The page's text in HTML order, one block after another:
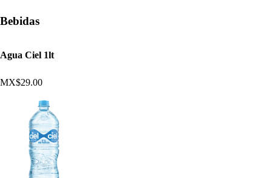
Bebidas
Agua Ciel 1lt
MX$29.00